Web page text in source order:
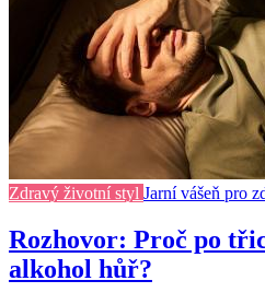
Zdravý životní styl Jarní vášeň pro
Rozhovor: Proč po
alkohol hůř?